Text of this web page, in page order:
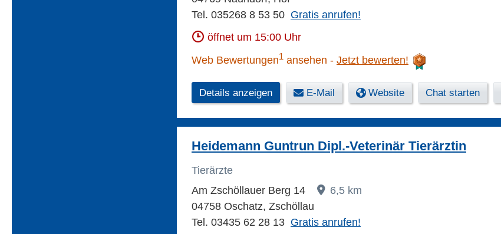
Tel. 035268 8 53 50 Gratis anrufen!
öffnet um 15:00 Uhr
Web Bewertungen1 ansehen Jetzt bewerten!
Details anzeigen E-Mail Website Chat starten
Heidemann Guntrun Dipl.-Veterinär Tierärztin
Tierärzte
Am Zschöllauer Berg 14
6,5 km
04758 Oschatz, Zschöllau
Tel. 03435 62 28 13 Gratis anrufen!